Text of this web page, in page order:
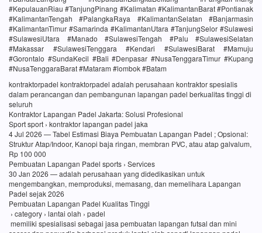
#KepulauanRiau #TanjungPinang #Kalimatan #KalimantanBarat #Pontianak
#KalimantanTengah #PalangkaRaya #KalimantanSelatan #Banjarmasin
#KalimantanTimur #Samarinda #KalimantanUtara #TanjungSelor #Sulawesi
#SulawesiUtara #Manado #SulawesiTengah #Palu #SulawesiSelatan
#Makassar #SulawesiTenggara #Kendari #SulawesiBarat #Mamuju
#Gorontalo #SundaKecil #Bali #Denpasar #NusaTenggaraTimur #Kupang
#NusaTenggaraBarat #Mataram #lombok #Batam
kontraktorpadel kontraktorpadel adalah perusahaan kontraktor spesialis
dalam perancangan dan pembangunan lapangan padel berkualitas tinggi di
seluruh
Kontraktor Lapangan Padel Jakarta: Solusi Profesional
Sport sport › kontraktor lapangan padel jaka
4 Jul 2026 — Tabel Estimasi Biaya Pembuatan Lapangan Padel ; Opsional:
Struktur Atap/Indoor, Kanopi baja ringan, membran PVC, atau atap galvalum,
Rp 100 000
Pembuatan Lapangan Padel sports › Services
30 Jan 2026 — adalah perusahaan yang didedikasikan untuk
mengembangkan, memproduksi, memasang, dan memelihara Lapangan
Padel sejak 2026
Pembuatan Lapangan Padel Kualitas Tinggi
› category › lantai olah › padel
memiliki spesialisasi sebagai jasa pembuatan lapangan futsal dan mini